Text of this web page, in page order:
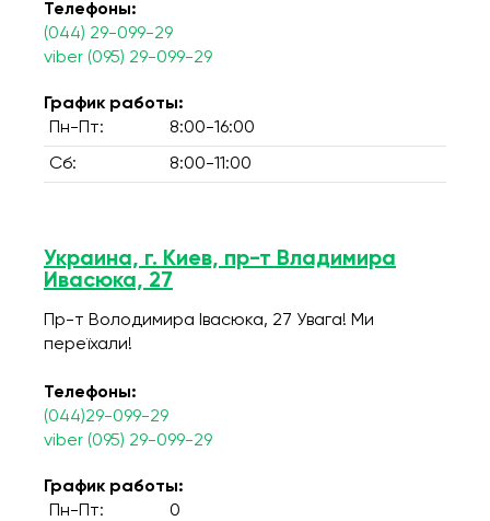
Телефоны:
(044) 29-099-29
viber (095) 29-099-29
График работы:
Пн-Пт:
8:00-16:00
Сб: 8:00-11:00
Украина, г. Киев, пр-т Владимира
Ивасюка, 27
Пр-т Володимира Івасюка, 27 Увага! Ми
переїхали!
Телефоны:
(044)29-099-29
viber (095) 29-099-29
График работы:
Пн-Пт:
0